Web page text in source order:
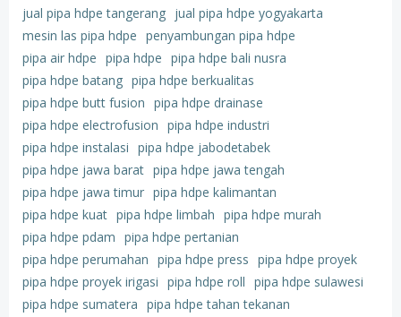
jual pipa hdpe tangerang jual pipa hdpe yogyakarta
mesin las pipa hdpe penyambungan pipa hdpe
pipa air hdpe pipa hdpe pipa hdpe bali nusra
pipa hdpe batang pipa hdpe berkualitas
pipa hdpe butt fusion pipa hdpe drainase
pipa hdpe electrofusion pipa hdpe industri
pipa hdpe instalasi pipa hdpe jabodetabek
pipa hdpe jawa barat pipa hdpe jawa tengah
pipa hdpe jawa timur pipa hdpe kalimantan
pipa hdpe kuat pipa hdpe limbah pipa hdpe murah
pipa hdpe pdam pipa hdpe pertanian
pipa hdpe perumahan pipa hdpe press pipa hdpe proyek
pipa hdpe proyek irigasi pipa hdpe roll pipa hdpe sulawesi
pipa hdpe sumatera pipa hdpe tahan tekanan